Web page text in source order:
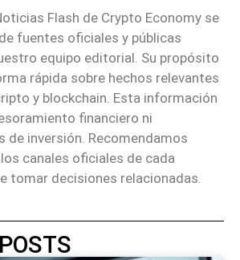
Flash de Crypto Economy se
fuentes oficiales y públicas
equipo editorial. Su propósito
rápida sobre hechos relevantes
y blockchain. Esta información
financiero ni
de inversión. Recomendamos
canales oficiales de cada
tomar decisiones relacionadas.